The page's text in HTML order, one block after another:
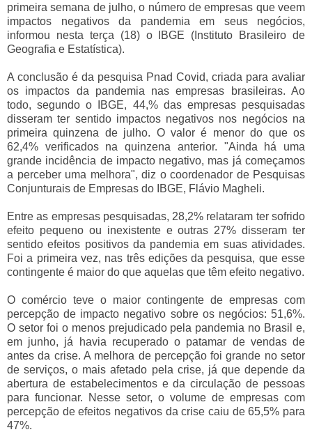
primeira semana de julho, o número de empresas que veem
impactos negativos da pandemia em seus negócios,
informou nesta terça (18) o IBGE (Instituto Brasileiro de
Geografia e Estatística).
A conclusão é da pesquisa Pnad Covid, criada para avaliar
os impactos da pandemia nas empresas brasileiras. Ao
todo, segundo o IBGE, 44,% das empresas pesquisadas
disseram ter sentido impactos negativos nos negócios na
primeira quinzena de julho. O valor é menor do que os
62,4% verificados na quinzena anterior. "Ainda há uma
grande incidência de impacto negativo, mas já começamos
a perceber uma melhora", diz o coordenador de Pesquisas
Conjunturais de Empresas do IBGE, Flávio Magheli.
Entre as empresas pesquisadas, 28,2% relataram ter sofrido
efeito pequeno ou inexistente e outras 27% disseram ter
sentido efeitos positivos da pandemia em suas atividades.
Foi a primeira vez, nas três edições da pesquisa, que esse
contingente é maior do que aquelas que têm efeito negativo.
O comércio teve o maior contingente de empresas com
percepção de impacto negativo sobre os negócios: 51,6%.
O setor foi o menos prejudicado pela pandemia no Brasil e,
em junho, já havia recuperado o patamar de vendas de
antes da crise. A melhora de percepção foi grande no setor
de serviços, o mais afetado pela crise, já que depende da
abertura de estabelecimentos e da circulação de pessoas
para funcionar. Nesse setor, o volume de empresas com
percepção de efeitos negativos da crise caiu de 65,5% para
47%.